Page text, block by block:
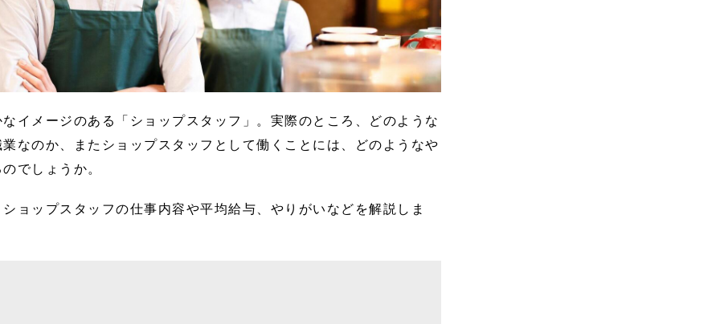
イメージのある「ショップスタッフ」。実際のところ、どのような
なのか、またショップスタッフとして働くことには、どのようなや
でしょうか。
ョップスタッフの仕事内容や平均給与、やりがいなどを解説しま